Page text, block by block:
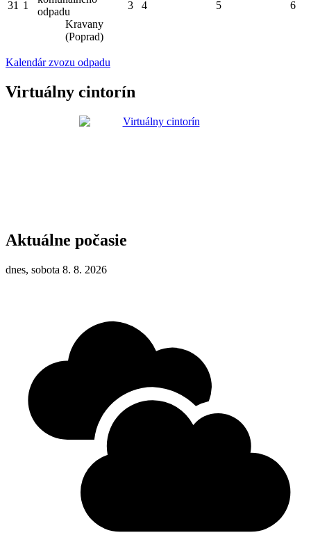
31 1
odpadu
Kravany
(Poprad)
3 4 5 6
Kalendár zvozu odpadu
Virtuálny cintorín
Aktuálne počasie
dnes, sobota 8. 8. 2026